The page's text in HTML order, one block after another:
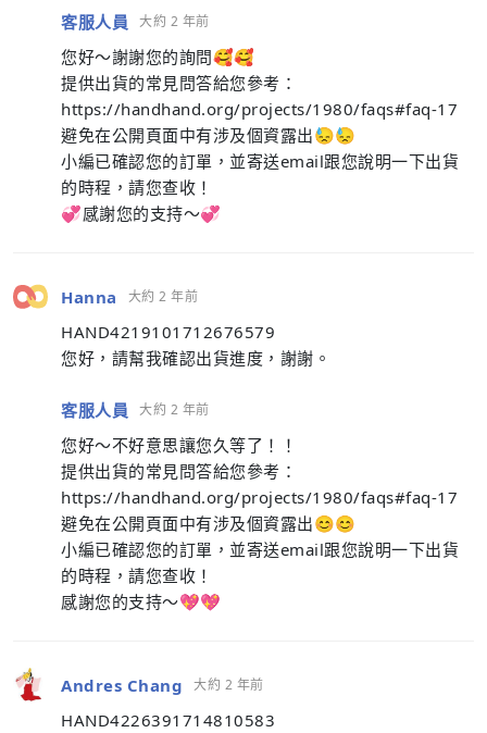
客服人員 大約 2 年前
您好～謝謝您的詢問🥰🥰
提供出貨的常見問答給您參考：
https://handhand.org/projects/1980/faqs#faq-17
避免在公開頁面中有涉及個資露出😓😓
小編已確認您的訂單，並寄送email跟您說明一下出貨
的時程，請您查收！
💞感謝您的支持～💞
Hanna 大約 2 年前
HAND4219101712676579
您好，請幫我確認出貨進度，謝謝。
客服人員 大約 2 年前
您好～不好意思讓您久等了！！
提供出貨的常見問答給您參考：
https://handhand.org/projects/1980/faqs#faq-17
避免在公開頁面中有涉及個資露出😊😊
小編已確認您的訂單，並寄送email跟您說明一下出貨
的時程，請您查收！
感謝您的支持～💖💖
Andres Chang 大約 2 年前
HAND4226391714810583